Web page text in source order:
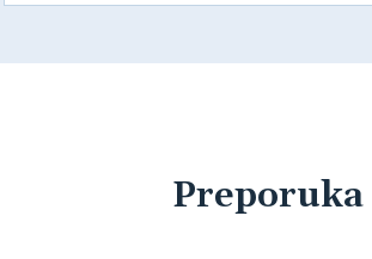
Preporuka